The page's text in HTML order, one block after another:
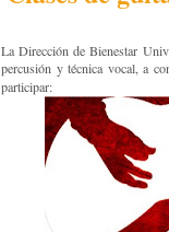
La Dirección de Bienestar
percusión y técnica vocal, a
participar: